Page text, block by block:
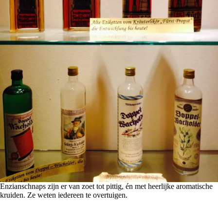
Enzianschnaps zijn er van zoet tot pittig, én met heerlijke aromatische
kruiden. Ze weten iedereen te overtuigen.